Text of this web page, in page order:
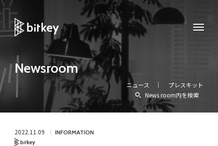
Newsroom
ニュース
プレスキット
News room内を検索
2022.11.09 INFORMATION